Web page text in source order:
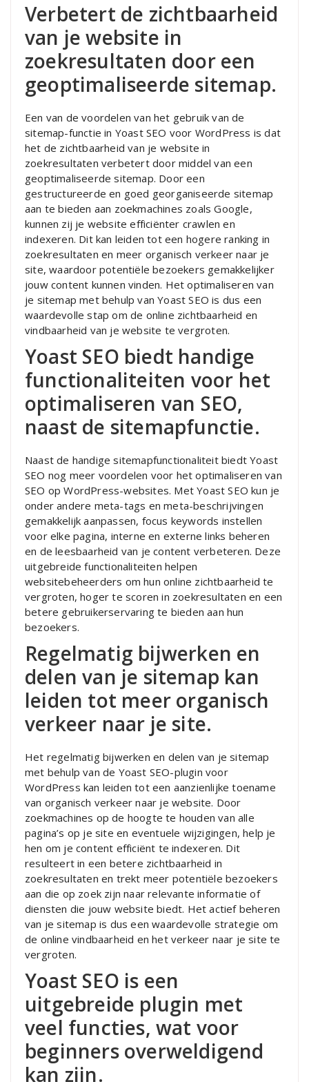
Verbetert de zichtbaarheid
van je website in
zoekresultaten door een
geoptimaliseerde sitemap.
Een van de voordelen van het gebruik van de
sitemap-functie in Yoast SEO voor WordPress is dat
het de zichtbaarheid van je website in
zoekresultaten verbetert door middel van een
geoptimaliseerde sitemap. Door een
gestructureerde en goed georganiseerde sitemap
aan te bieden aan zoekmachines zoals Google,
kunnen zij je website efficiënter crawlen en
indexeren. Dit kan leiden tot een hogere ranking in
zoekresultaten en meer organisch verkeer naar je
site, waardoor potentiële bezoekers gemakkelijker
jouw content kunnen vinden. Het optimaliseren van
je sitemap met behulp van Yoast SEO is dus een
waardevolle stap om de online zichtbaarheid en
vindbaarheid van je website te vergroten.
Yoast SEO biedt handige
functionaliteiten voor het
optimaliseren van SEO,
naast de sitemapfunctie.
Naast de handige sitemapfunctionaliteit biedt Yoast
SEO nog meer voordelen voor het optimaliseren van
SEO op WordPress-websites. Met Yoast SEO kun je
onder andere meta-tags en meta-beschrijvingen
gemakkelijk aanpassen, focus keywords instellen
voor elke pagina, interne en externe links beheren
en de leesbaarheid van je content verbeteren. Deze
uitgebreide functionaliteiten helpen
websitebeheerders om hun online zichtbaarheid te
vergroten, hoger te scoren in zoekresultaten en een
betere gebruikerservaring te bieden aan hun
bezoekers.
Regelmatig bijwerken en
delen van je sitemap kan
leiden tot meer organisch
verkeer naar je site.
Het regelmatig bijwerken en delen van je sitemap
met behulp van de Yoast SEO-plugin voor
WordPress kan leiden tot een aanzienlijke toename
van organisch verkeer naar je website. Door
zoekmachines op de hoogte te houden van alle
pagina’s op je site en eventuele wijzigingen, help je
hen om je content efficiënt te indexeren. Dit
resulteert in een betere zichtbaarheid in
zoekresultaten en trekt meer potentiële bezoekers
aan die op zoek zijn naar relevante informatie of
diensten die jouw website biedt. Het actief beheren
van je sitemap is dus een waardevolle strategie om
de online vindbaarheid en het verkeer naar je site te
vergroten.
Yoast SEO is een
uitgebreide plugin met
veel functies, wat voor
beginners overweldigend
kan zijn.